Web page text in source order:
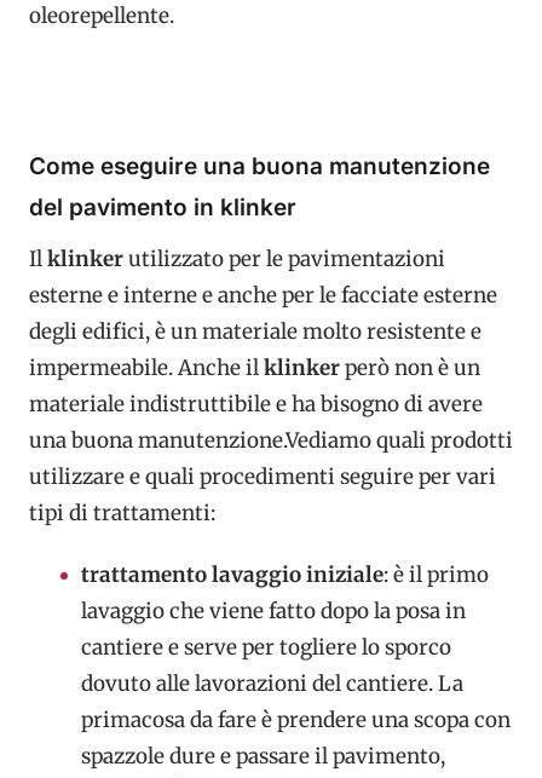
oleorepellente.
Come eseguire una buona manutenzione
del pavimento in klinker
Ilklinkerutilizzato per le pavimentazioni
esterne e interne e anche per le facciate esterne
degli edifici, è un materiale molto resistente e
impermeabile. Anche ilklinkerperò non è un
materiale indistruttibile e ha bisogno di avere
una buona manutenzione.Vediamo quali prodotti
utilizzare e quali procedimenti seguire per vari
tipi di trattamenti:
trattamento lavaggio iniziale: è il primo
lavaggio che viene fatto dopo la posa in
cantiere e serve per togliere lo sporco
dovuto alle lavorazioni del cantiere. La
primacosa da fare è prendere una scopa con
spazzole dure e passare il pavimento,